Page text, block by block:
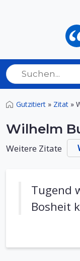
Gutzitiert » Zitat »
Wilhelm
Weitere Zitate
Tugend
Bosheit